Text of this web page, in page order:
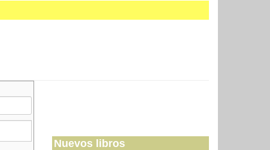
Nuevos libros